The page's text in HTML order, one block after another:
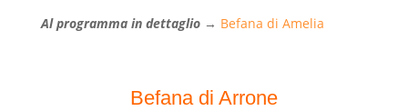
Al programma in dettaglio→ Befana di Amelia
Befana di Arrone